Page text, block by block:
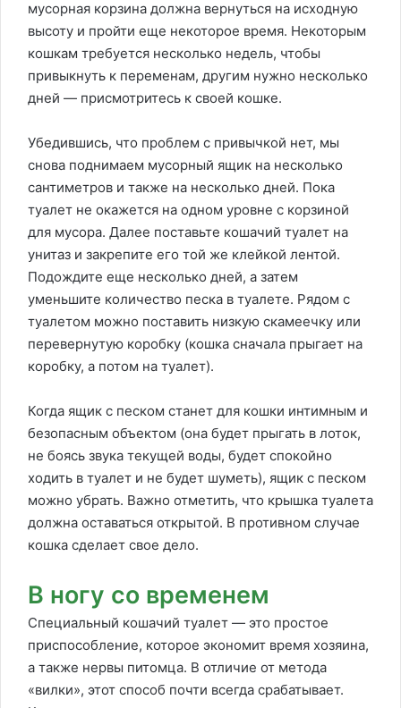
мусорная корзина должна вернуться на исходную
высоту и пройти еще некоторое время. Некоторым
кошкам требуется несколько недель, чтобы
привыкнуть к переменам, другим нужно несколько
дней — присмотритесь к своей кошке.
Убедившись, что проблем с привычкой нет, мы
снова поднимаем мусорный ящик на несколько
сантиметров и также на несколько дней. Пока
туалет не окажется на одном уровне с корзиной
для мусора. Далее поставьте кошачий туалет на
унитаз и закрепите его той же клейкой лентой.
Подождите еще несколько дней, а затем
уменьшите количество песка в туалете. Рядом с
туалетом можно поставить низкую скамеечку или
перевернутую коробку (кошка сначала прыгает на
коробку, а потом на туалет).
Когда ящик с песком станет для кошки интимным и
безопасным объектом (она будет прыгать в лоток,
не боясь звука текущей воды, будет спокойно
ходить в туалет и не будет шуметь), ящик с песком
можно убрать. Важно отметить, что крышка туалета
должна оставаться открытой. В противном случае
кошка сделает свое дело.
В ногу со временем
Специальный кошачий туалет — это простое
приспособление, которое экономит время хозяина,
а также нервы питомца. В отличие от метода
«вилки», этот способ почти всегда срабатывает.